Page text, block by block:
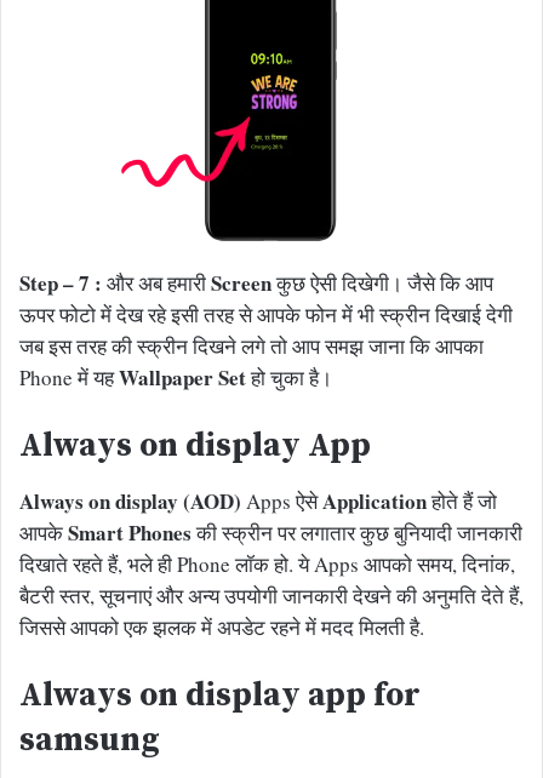
Step – 7 : और अब हमारीScreenकुछ ऐसी दिखेगी। जैसे कि आप
ऊपर फोटो में देख रहे इसी तरह से आपके फोन में भी स्क्रीन दिखाई देगी
जब इस तरह की स्क्रीन दिखने लगे तो आप समझ जाना कि आपका
Phone में यहWallpaper Setहो चुका है।
Always on display App
Always on display (AOD) Apps ऐसेApplicationहोते हैं जो
आपकेSmart Phonesकी स्क्रीन पर लगातार कुछ बुनियादी जानकारी
दिखाते रहते हैं, भले ही Phone लॉक हो. ये Apps आपको समय, दिनांक,
बैटरी स्तर, सूचनाएं और अन्य उपयोगी जानकारी देखने की अनुमति देते हैं,
जिससे आपको एक झलक में अपडेट रहने में मदद मिलती है.
Always on display app for
samsung